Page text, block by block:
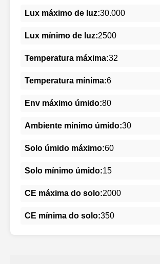
Lux máximo de luz:30.000
Lux mínimo de luz:2500
Temperatura máxima:32
Temperatura mínima:6
Env máximo úmido:80
Ambiente mínimo úmido:30
Solo úmido máximo:60
Solo mínimo úmido:15
CE máxima do solo:2000
CE mínima do solo:350